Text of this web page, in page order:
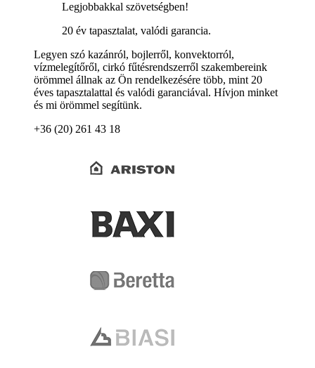
Legjobbakkal szövetségben!
20 év tapasztalat, valódi garancia.
Legyen szó kazánról, bojlerről, konvektorról,
vízmelegítőről, cirkó fűtésrendszerről szakembereink
örömmel állnak az Ön rendelkezésére több, mint 20
éves tapasztalattal és valódi garanciával. Hívjon minket
és mi örömmel segítünk.
+36 (20) 261 43 18